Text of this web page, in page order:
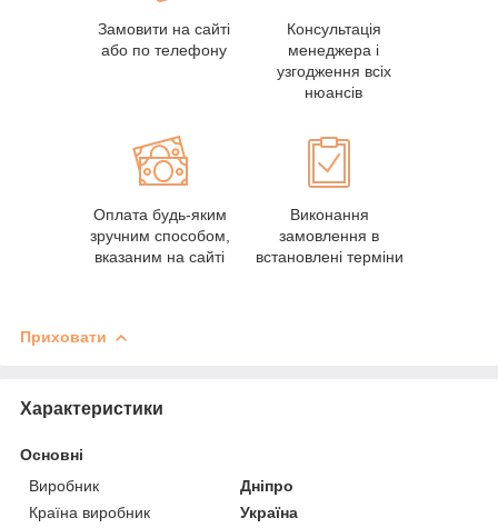
Замовити на сайті
або по телефону
Консультація
менеджера і
узгодження всіх
нюансів
Оплата будь-яким
зручним способом,
вказаним на сайті
Виконання
замовлення в
встановлені терміни
Приховати
Характеристики
Основні
Виробник
Дніпро
Країна виробник
Україна